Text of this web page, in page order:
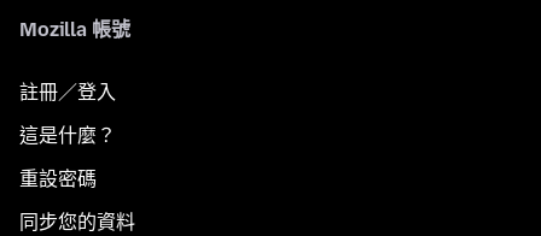
Mozilla 帳號
註冊／登入
這是什麼？
重設密碼
同步您的資料